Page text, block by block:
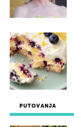
PUTOVANJA